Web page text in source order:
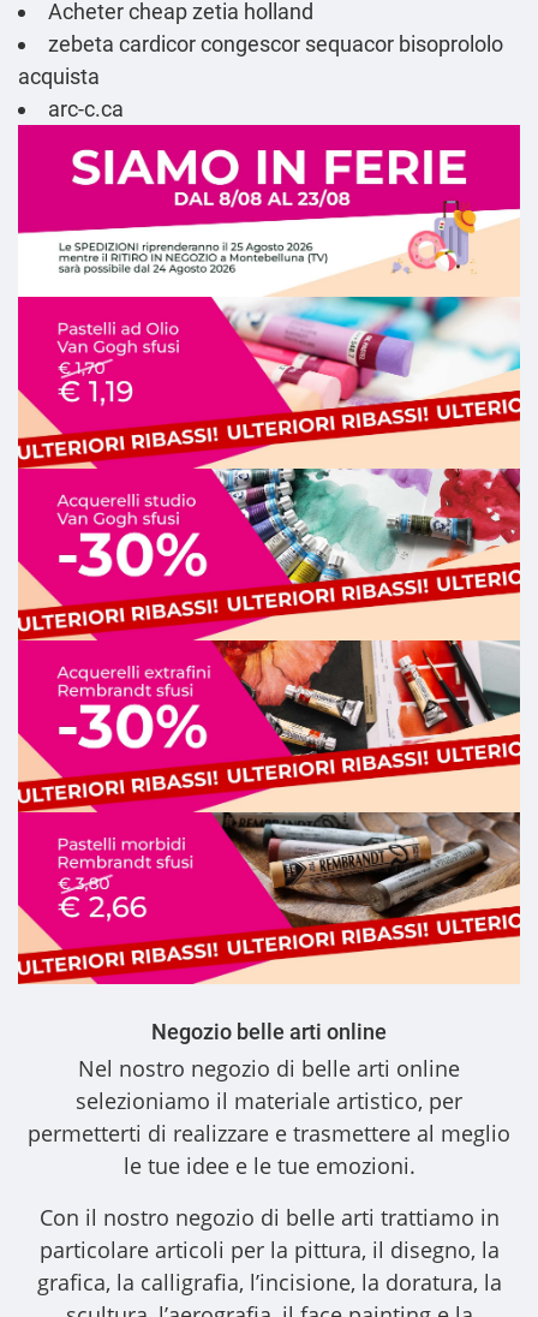
Acheter cheap zetia holland
zebeta cardicor congescor sequacor bisoprololo
acquista
arc-c.ca
Negozio belle arti online
Nel nostro negozio di belle arti online
selezioniamo il materiale artistico, per
permetterti di realizzare e trasmettere al meglio
le tue idee e le tue emozioni.
Con il nostro negozio di belle arti trattiamo in
particolare articoli per la pittura, il disegno, la
grafica, la calligrafia, l’incisione, la doratura, la